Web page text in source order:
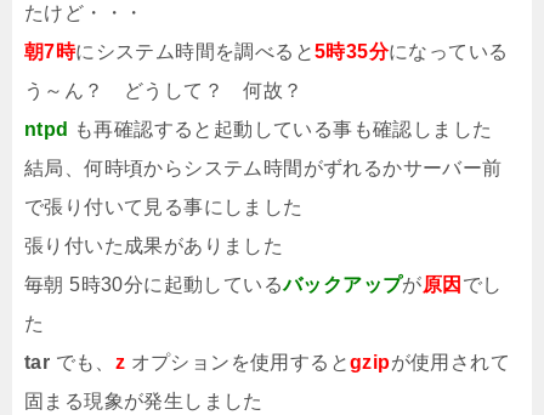
たけど・・・
朝7時にシステム時間を調べると5時35分になっている
う～ん？ どうして？ 何故？
ntpd
も再確認すると起動している事も確認しました
結局、何時頃からシステム時間がずれるかサーバー前
で張り付いて見る事にしました
張り付いた成果がありました
毎朝 5時30分に起動しているバックアップが原因 でし
た
tar でも、 z オプションを使用するとgzipが使用されて
固まる現象が発生しました